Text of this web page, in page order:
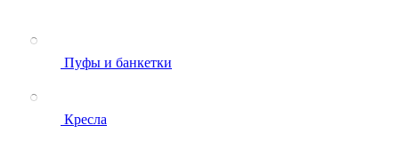
Пуфы и банкетки
Кресла